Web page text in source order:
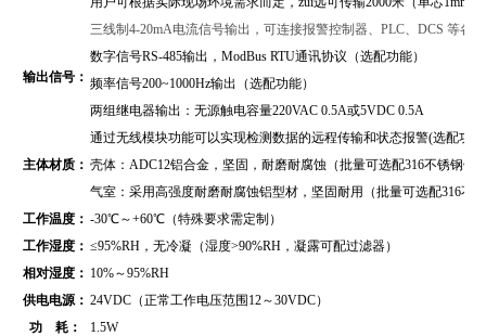
输出信号：
三线制4-20mA电流信号输出，可连接报警控制器、PLC、DCS 等各
数字信号RS-485输出， ModBus RTU通讯协议 （选配功能）
频率信号200~1000Hz输出（选配功能）
两组继电器输出：无源触电容量220VAC 0.5A或5VDC 0.5A
通过无线模块功能可以实现检测数据的远程传输和状态报警(选配功
主体材质： 壳体：ADC12铝合金，坚固，耐磨耐腐蚀（批量可选配316不锈钢壳
气室：采用高强度耐磨耐腐蚀铝型材，坚固耐用（批量可选配316不
工作温度： -30℃～+60℃（特殊要求需定制）
工作湿度： ≤95%RH，无冷凝（湿度>90%RH，凝露可配过滤器）
相对湿度： 10%～95%RH
供电电源： 24VDC（正常工作电压范围12～30VDC）
功 耗：
1.5W